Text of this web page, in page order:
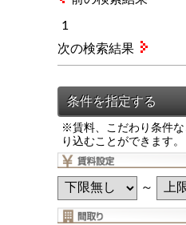
※賃料、こだわり条件
り込むことができます。
～
1